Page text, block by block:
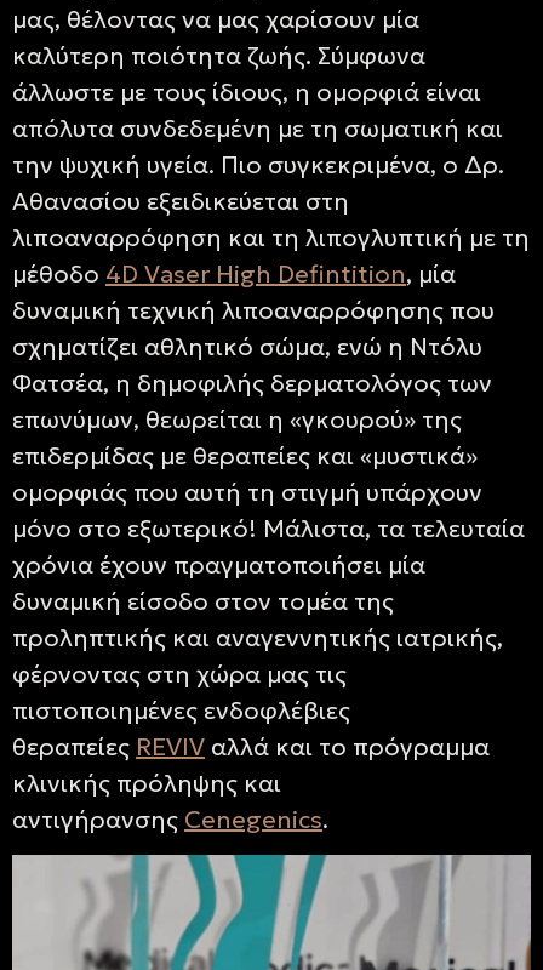
μας, θέλοντας να μας χαρίσουν μία
καλύτερη ποιότητα ζωής. Σύμφωνα
άλλωστε με τους ίδιους, η ομορφιά είναι
απόλυτα συνδεδεμένη με τη σωματική και
την ψυχική υγεία. Πιο συγκεκριμένα, ο Δρ.
Αθανασίου εξειδικεύεται στη
λιποαναρρόφηση και τη λιπογλυπτική με τη
μέθοδο 4D Vaser High Defintition, μία
δυναμική τεχνική λιποαναρρόφησης που
σχηματίζει αθλητικό σώμα, ενώ η Ντόλυ
Φατσέα, η δημοφιλής δερματολόγος των
επωνύμων, θεωρείται η «γκουρού» της
επιδερμίδας με θεραπείες και «μυστικά»
ομορφιάς που αυτή τη στιγμή υπάρχουν
μόνο στο εξωτερικό! Μάλιστα, τα τελευταία
χρόνια έχουν πραγματοποιήσει μία
δυναμική είσοδο στον τομέα της
προληπτικής και αναγεννητικής ιατρικής,
φέρνοντας στη χώρα μας τις
πιστοποιημένες ενδοφλέβιες
θεραπείες REVIV αλλά και το πρόγραμμα
κλινικής πρόληψης και
αντιγήρανσης Cenegenics.